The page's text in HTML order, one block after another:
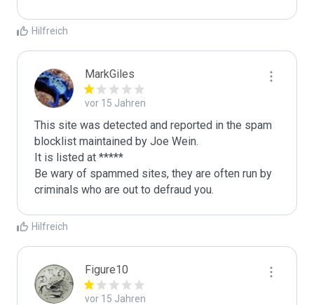
Hilfreich
MarkGiles
vor 15 Jahren
This site was detected and reported in the spam
blocklist maintained by Joe Wein.
It is listed at *****
Be wary of spammed sites, they are often run by
criminals who are out to defraud you.
Hilfreich
Figure10
vor 15 Jahren